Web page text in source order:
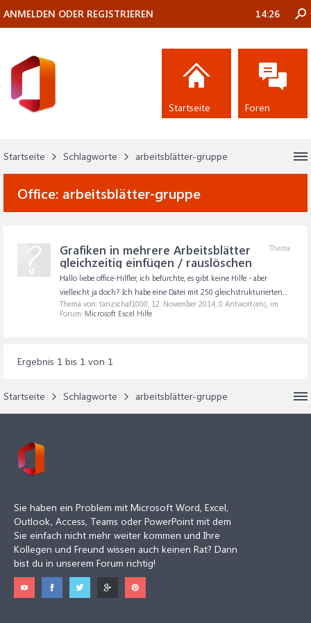
Startseite Schlagworte arbeitsblätter-gruppe
Office: arbeitsblätter-gruppe
Thema
Grafiken in mehrere Arbeitsblätter
gleichzeitig einfügen / rauslöschen
Hallo liebe office-Hilfler, ich befürchte, es gibt keine Hilfe - aber
vielleicht ja doch? Ich habe eine Datei mit 250 gleichstrukturierten...
Thema von: tanzschaf1000, 12. November 2014, 0 Antwort(en), im
Forum: Microsoft Excel Hilfe
Ergebnis 1 bis 1 von 1
Startseite Schlagworte arbeitsblätter-gruppe
ANMELDEN ODER REGISTRIEREN 14:26
Startseite Foren
Sie haben ein Problem mit Microsoft Word, Excel,
Outlook, Access, Teams oder PowerPoint mit dem
Sie einfach nicht mehr weiter kommen und Ihre
Kollegen und Freund wissen auch keinen Rat? Dann
bist du in unserem Forum richtig!